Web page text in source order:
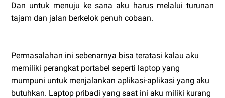
Dan untuk menuju ke sana aku harus melalui turunan
tajam dan jalan berkelok penuh cobaan.
Permasalahan ini sebenarnya bisa teratasi kalau aku
memiliki perangkat portabel seperti laptop yang
mumpuni untuk menjalankan aplikasi-aplikasi yang aku
butuhkan. Laptop pribadi yang saat ini aku miliki kurang